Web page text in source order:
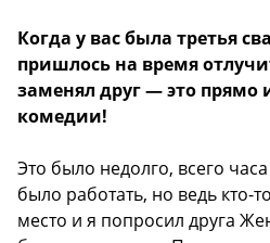
Когда у вас была третья
пришлось на время
заменял друг — это прямо
комедии!
Это было недолго, всего
было работать, но ведь кто-
место и я попросил друга